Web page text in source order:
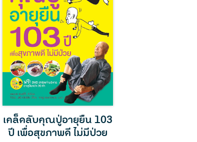
เคล็ดลับคุณปู่อายุยืน 103
ปี เพื่อสุขภาพดี ไม่มีป่วย